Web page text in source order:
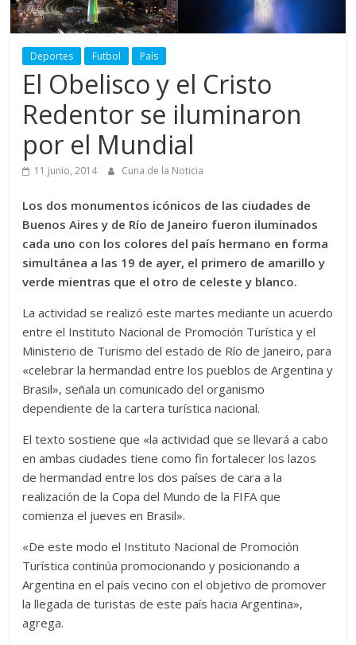
Deportes Futbol País
El Obelisco y el Cristo
Redentor se iluminaron
por el Mundial
11 junio, 2014 Cuna de la Noticia
Los dos monumentos icónicos de las ciudades de
Buenos Aires y de Río de Janeiro fueron iluminados
cada uno con los colores del país hermano en forma
simultánea a las 19 de ayer, el primero de amarillo y
verde mientras que el otro de celeste y blanco.
La actividad se realizó este martes mediante un acuerdo
entre el Instituto Nacional de Promoción Turística y el
Ministerio de Turismo del estado de Río de Janeiro, para
«celebrar la hermandad entre los pueblos de Argentina y
Brasil», señala un comunicado del organismo
dependiente de la cartera turística nacional.
El texto sostiene que «la actividad que se llevará a cabo
en ambas ciudades tiene como fin fortalecer los lazos
de hermandad entre los dos paí­ses de cara a la
realización de la Copa del Mundo de la FIFA que
comienza el jueves en Brasil».
«De este modo el Instituto Nacional de Promoción
Turística continúa promocionando y posicionando a
Argentina en el país vecino con el objetivo de promover
la llegada de turistas de este país hacia Argentina»,
agrega.